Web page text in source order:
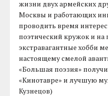
жизни двух армейских
Москвы и работающих
проводить время
поэтический кружок и
экстравагантные хобби
настоящему смелой
«Большая поэзия»
«Кинотавре» и лучшую
Кузнецов)